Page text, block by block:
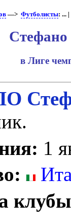
—> Футболисты: ... |
Стефано
в Лиге
1